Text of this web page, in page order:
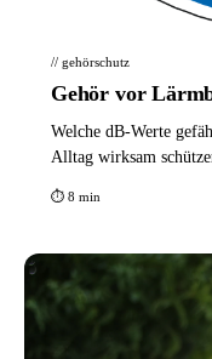
// gehörschutz
Gehör vor
Welche dB-Werte
Alltag wirksam
⏱ 8 min